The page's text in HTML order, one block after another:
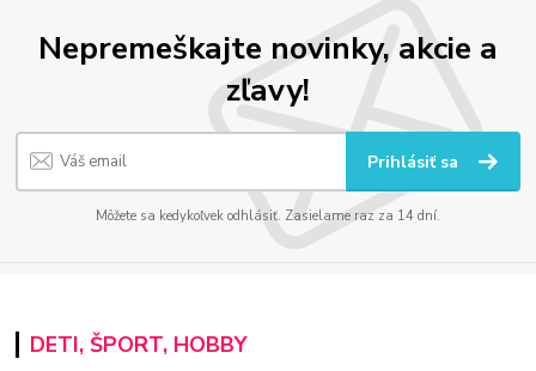
Nepremeškajte novinky, akcie a
zľavy!
Prihlásiť sa
Môžete sa kedykoľvek odhlásiť. Zasielame raz za 14 dní.
DETI, ŠPORT, HOBBY